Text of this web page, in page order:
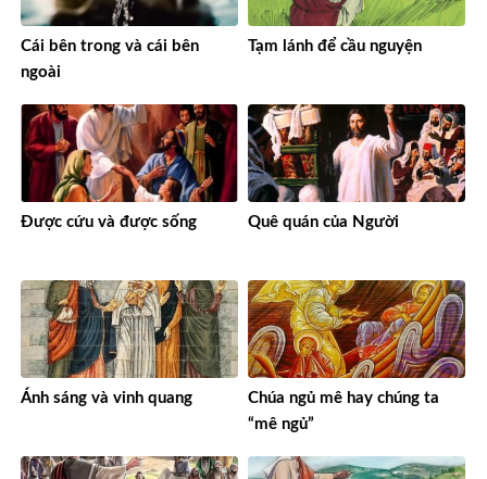
Cái bên trong và cái bên
ngoài
Tạm lánh để cầu nguyện
Được cứu và được sống Quê quán của Người
Ánh sáng và vinh quang
Chúa ngủ mê hay chúng ta
“mê ngủ”